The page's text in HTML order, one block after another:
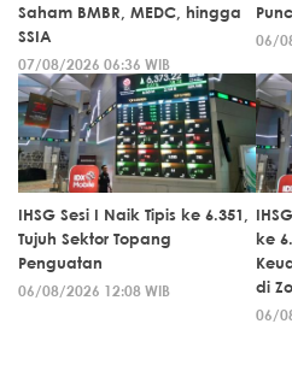
Saham BMBR, MEDC, hingga
SSIA
07/08/2026 06:36 WIB
06/
IHSG Sesi I Naik Tipis ke 6.351,
Tujuh Sektor Topang
Penguatan
06/08/2026 12:08 WIB
ke
di
06/